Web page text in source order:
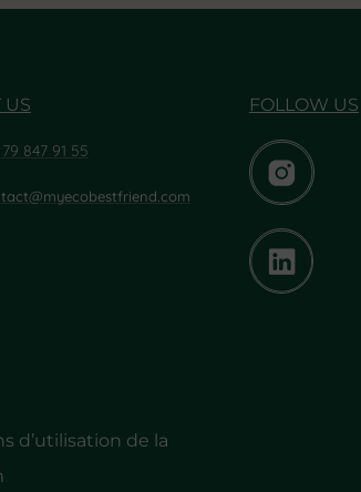
US FOLLOW US
79 847 91 55
d’utilisation de la